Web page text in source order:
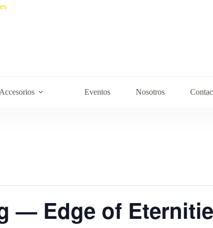
Accesorios Eventos Nosotros
— Edge of